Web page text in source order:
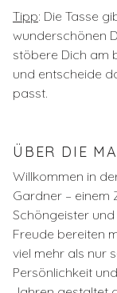
Tipp: Die Tasse
wunderschönen
stöbere Dich am
und entscheide
passt.
ÜBER DIE
Willkommen in
Gardner – einem
Schöngeister
Freude bereiten
viel mehr als nur
Persönlichkeit